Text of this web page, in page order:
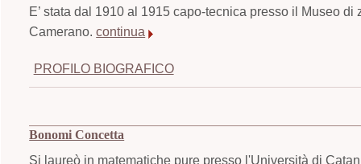
E’ stata dal 1910 al 1915 capo-tecnica presso il Museo
Camerano.continua
PROFILO BIOGRAFICO
Bonomi Concetta
Si laureò in matematiche pure presso l'Università di